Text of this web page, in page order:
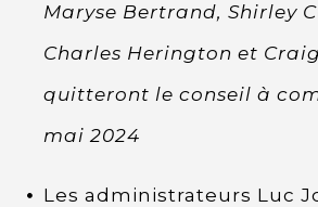
Maryse Bertrand, Shirley
Charles Herington et
quitteront le conseil à
mai 2024
Les administrateurs Luc